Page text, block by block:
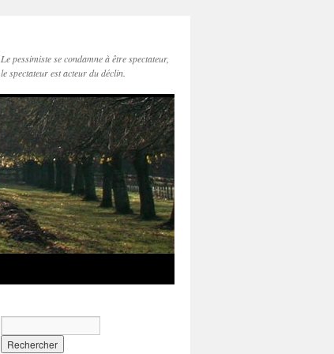
Le pessimiste se condamne à être spectateur,
le spectateur est acteur du déclin.